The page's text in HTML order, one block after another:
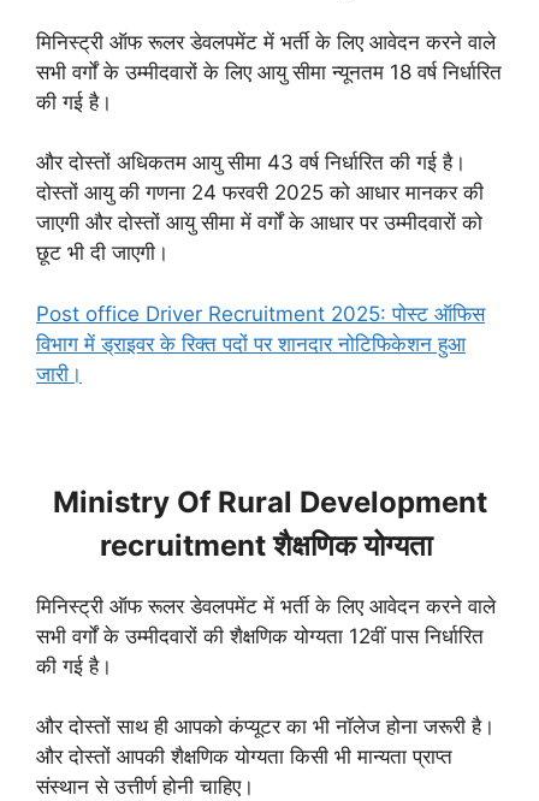
मिनिस्ट्री ऑफ रूलर डेवलपमेंट में भर्ती के लिए आवेदन करने वाले
सभी वर्गों के उम्मीदवारों के लिए आयु सीमा न्यूनतम 18 वर्ष निर्धारित
की गई है।
और दोस्तों अधिकतम आयु सीमा 43 वर्ष निर्धारित की गई है।
दोस्तों आयु की गणना 24 फरवरी 2025 को आधार मानकर की
जाएगी और दोस्तों आयु सीमा में वर्गों के आधार पर उम्मीदवारों को
छूट भी दी जाएगी।
Post office Driver Recruitment 2025: पोस्ट ऑफिस
विभाग में ड्राइवर के रिक्त पदों पर शानदार नोटिफिकेशन हुआ
जारी।
Ministry Of Rural Development
recruitment शैक्षणिक योग्यता
मिनिस्ट्री ऑफ रूलर डेवलपमेंट में भर्ती के लिए आवेदन करने वाले
सभी वर्गों के उम्मीदवारों की शैक्षणिक योग्यता 12वीं पास निर्धारित
की गई है।
और दोस्तों साथ ही आपको कंप्यूटर का भी नॉलेज होना जरूरी है।
और दोस्तों आपकी शैक्षणिक योग्यता किसी भी मान्यता प्राप्त
संस्थान से उत्तीर्ण होनी चाहिए।